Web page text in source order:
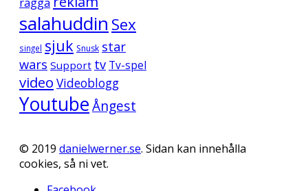
salahuddin Sex
singel sjuk Snusk star
wars Support tv Tv-spel
video Videoblogg
YoutubeÅngest
© 2019 danielwerner.se. Sidan kan innehålla
cookies, så ni vet.